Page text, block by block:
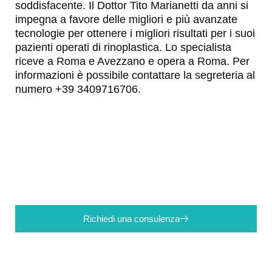
soddisfacente. Il Dottor Tito Marianetti da anni si
impegna a favore delle migliori e più avanzate
tecnologie per ottenere i migliori risultati per i suoi
pazienti operati di rinoplastica. Lo specialista
riceve a Roma e Avezzano e opera a Roma. Per
informazioni è possibile contattare la segreteria al
numero +39 3409716706.
Richiedi una consulenza